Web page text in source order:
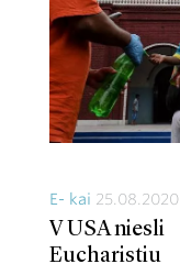
E- kai 25.08.2020
V USA niesli
Eucharistiu